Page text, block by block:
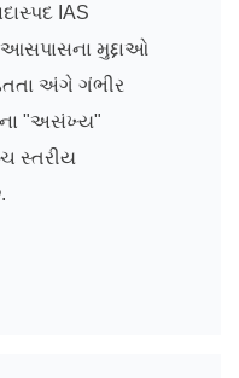
IAS
મુદ્દાઓ
અંગે ગંભીર
"અસંખ્ય"
સ્તરીય